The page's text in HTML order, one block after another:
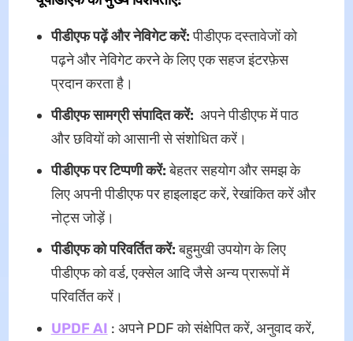
पीडीएफ पढ़ें और नेविगेट करें:पीडीएफ दस्तावेजों को
पढ़ने और नेविगेट करने के लिए एक सहज इंटरफ़ेस
प्रदान करता है।
पीडीएफ सामग्री संपादित करें: अपने पीडीएफ में पाठ
और छवियों को आसानी से संशोधित करें।
पीडीएफ पर टिप्पणी करें:बेहतर सहयोग और समझ के
लिए अपनी पीडीएफ पर हाइलाइट करें, रेखांकित करें और
नोट्स जोड़ें।
पीडीएफ को परिवर्तित करें:बहुमुखी उपयोग के लिए
पीडीएफ को वर्ड, एक्सेल आदि जैसे अन्य प्रारूपों में
परिवर्तित करें।
UPDF AI : अपने PDF को संक्षेपित करें, अनुवाद करें,